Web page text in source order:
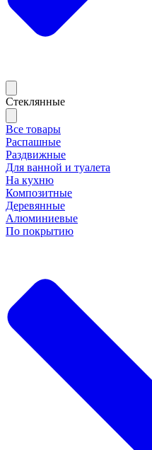
Стеклянные
Все товары
Распашные
Раздвижные
Для ванной и туалета
На кухню
Композитные
Деревянные
Алюминиевые
По покрытию